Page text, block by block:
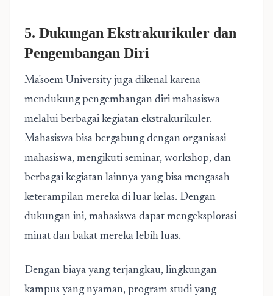
5. Dukungan Ekstrakurikuler dan
Pengembangan Diri
Ma'soem University juga dikenal karena
mendukung pengembangan diri mahasiswa
melalui berbagai kegiatan ekstrakurikuler.
Mahasiswa bisa bergabung dengan organisasi
mahasiswa, mengikuti seminar, workshop, dan
berbagai kegiatan lainnya yang bisa mengasah
keterampilan mereka di luar kelas. Dengan
dukungan ini, mahasiswa dapat mengeksplorasi
minat dan bakat mereka lebih luas.
Dengan biaya yang terjangkau, lingkungan
kampus yang nyaman, program studi yang